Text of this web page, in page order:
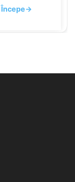
Începe→